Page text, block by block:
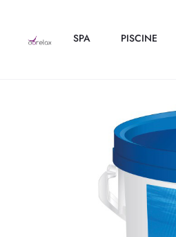
SPA PISCINE